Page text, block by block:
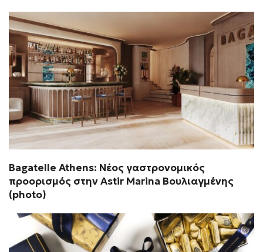
Bagatelle Athens: Νέος γαστρονομικός
προορισμός στην Astir Marina Βουλιαγμένης
(photo)